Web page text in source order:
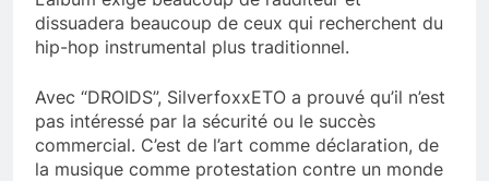
dissuadera beaucoup de ceux qui recherchent du
hip-hop instrumental plus traditionnel.
Avec “DROIDS”, SilverfoxxETO a prouvé qu’il n’est
pas intéressé par la sécurité ou le succès
commercial. C’est de l’art comme déclaration, de
la musique comme protestation contre un monde